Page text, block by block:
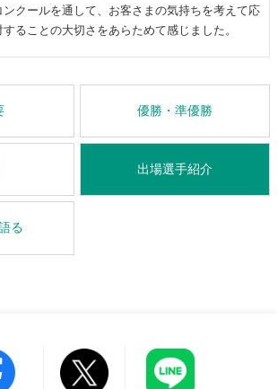
ンクールを通して、お客さまの気持ちを考えて応
することの大切さをあらためて感じました。
優勝・準優勝
出場選手紹介
る